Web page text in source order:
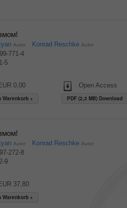
Autor Konrad Reschke Autor
771-4
5
0,00 Open Access
PDF (2,3 MB) Download
Autor Konrad Reschke Autor
272-8
9
37,80